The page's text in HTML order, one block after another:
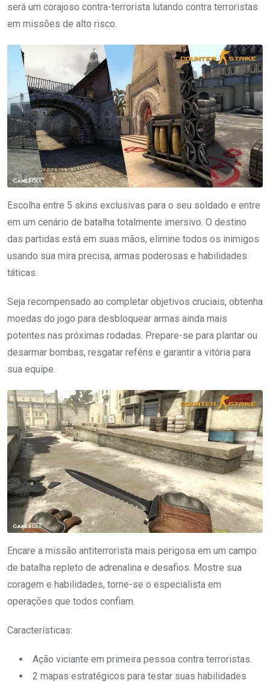
será um corajoso contra-terrorista lutando contra terroristas
em missões de alto risco.
Escolha entre 5 skins exclusivas para o seu soldado e entre
em um cenário de batalha totalmente imersivo. O destino
das partidas está em suas mãos, elimine todos os inimigos
usando sua mira precisa, armas poderosas e habilidades
táticas.
Seja recompensado ao completar objetivos cruciais, obtenha
moedas do jogo para desbloquear armas ainda mais
potentes nas próximas rodadas. Prepare-se para plantar ou
desarmar bombas, resgatar reféns e garantir a vitória para
sua equipe.
Encare a missão antiterrorista mais perigosa em um campo
de batalha repleto de adrenalina e desafios. Mostre sua
coragem e habilidades, torne-se o especialista em
operações que todos confiam.
Características:
Ação viciante em primeira pessoa contra terroristas.
2 mapas estratégicos para testar suas habilidades